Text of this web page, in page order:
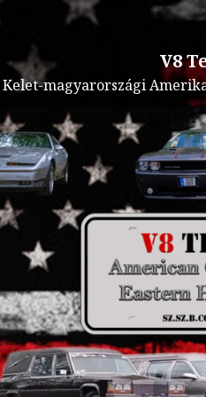
V8
Kelet-magyarországi